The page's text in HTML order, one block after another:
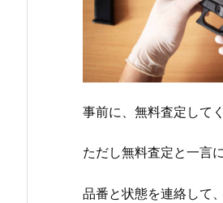
事前に、無料査定して
ただし無料査定と一言
品番と状態を連絡して